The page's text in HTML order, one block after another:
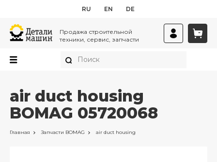
RU EN DE
Продажа строительной
техники, сервис, запчасти
air duct housing
BOMAG 05720068
Главная Запчасти BOMAG air duct housing